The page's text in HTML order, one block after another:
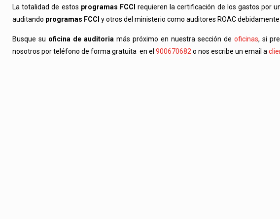
La totalidad de estos programas FCCI requieren la certificación de los gastos por
auditando programas FCCI y otros del ministerio como auditores ROAC
Busque su oficina de auditoria más próximo en nuestra sección deoficinas, si
nosotros por teléfono de forma gratuita en el 900670682 o nos escribe un email a